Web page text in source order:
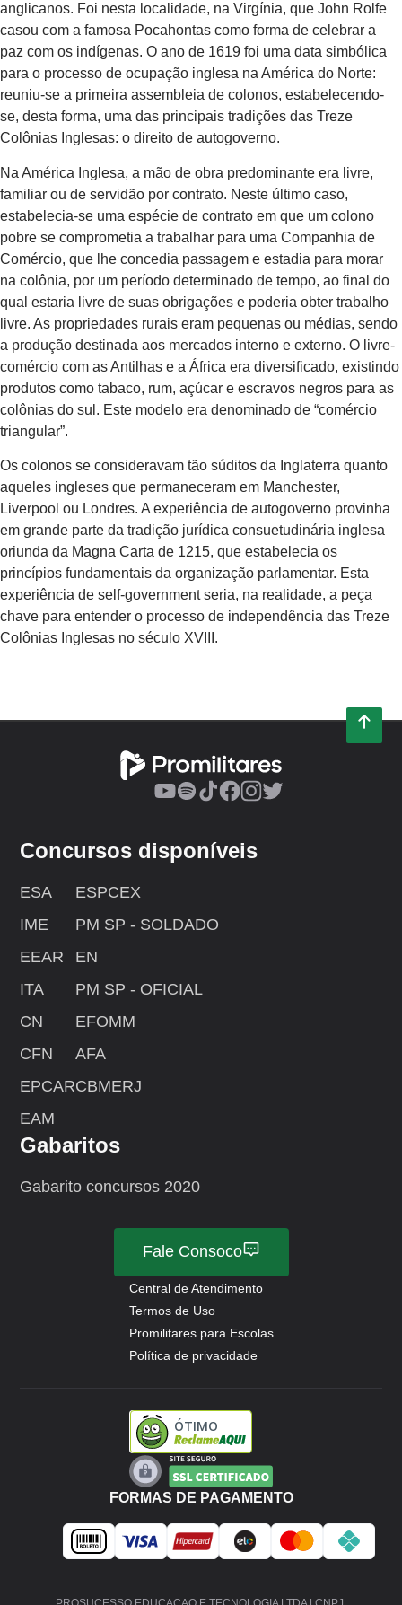
anglicanos. Foi nesta localidade, na Virgínia, que John Rolfe
casou com a famosa Pocahontas como forma de celebrar a
paz com os indígenas. O ano de 1619 foi uma data simbólica
para o processo de ocupação inglesa na América do Norte:
reuniu-se a primeira assembleia de colonos, estabelecendo-
se, desta forma, uma das principais tradições das Treze
Colônias Inglesas: o direito de autogoverno.
Na América Inglesa, a mão de obra predominante era livre,
familiar ou de servidão por contrato. Neste último caso,
estabelecia-se uma espécie de contrato em que um colono
pobre se comprometia a trabalhar para uma Companhia de
Comércio, que lhe concedia passagem e estadia para morar
na colônia, por um período determinado de tempo, ao final do
qual estaria livre de suas obrigações e poderia obter trabalho
livre. As propriedades rurais eram pequenas ou médias, sendo
a produção destinada aos mercados interno e externo. O livre-
comércio com as Antilhas e a África era diversificado, existindo
produtos como tabaco, rum, açúcar e escravos negros para as
colônias do sul. Este modelo era denominado de “comércio
triangular”.
Os colonos se consideravam tão súditos da Inglaterra quanto
aqueles ingleses que permaneceram em Manchester,
Liverpool ou Londres. A experiência de autogoverno provinha
em grande parte da tradição jurídica consuetudinária inglesa
oriunda da Magna Carta de 1215, que estabelecia os
princípios fundamentais da organização parlamentar. Esta
experiência de self-government seria, na realidade, a peça
chave para entender o processo de independência das Treze
Colônias Inglesas no século XVIII.
Concursos disponíveis
ESA
IME
EEAR
ITA
CN
CFN
EPCAR
EAM
ESPCEX
PM SP - SOLDADO
EN
PM SP - OFICIAL
EFOMM
AFA
CBMERJ
Gabaritos
Gabarito concursos 2020
Central de Atendimento
Termos de Uso
Promilitares para Escolas
Política de privacidade
Fale Consoco
ÓTIMO
FORMAS DE PAGAMENTO